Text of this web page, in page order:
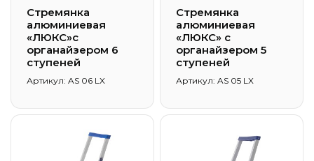
Стремянка
алюминиевая
«ЛЮКС»с
органайзером 6
ступеней
Артикул: AS 06 LX
Стремянка
алюминиевая
«ЛЮКС» с
органайзером 5
ступеней
Артикул: AS 05 LX